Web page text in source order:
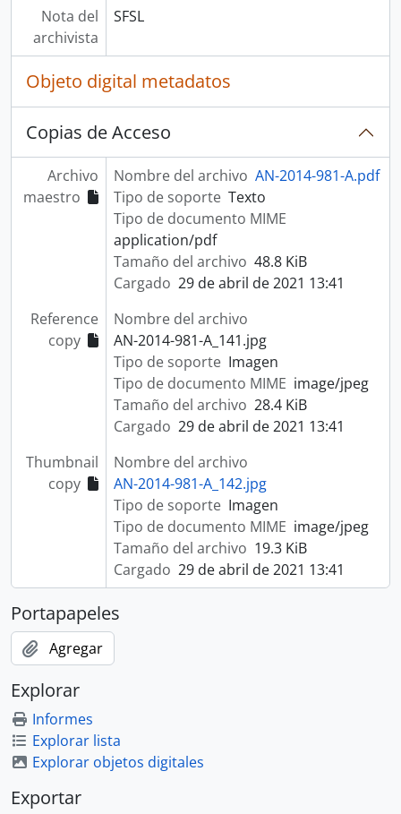
Nota del
archivista
SFSL
Objeto digital metadatos
Copias de Acceso
Archivo
maestro
Nombre del archivo AN-2014-981-A.pdf
Tipo de soporte Texto
Tipo de documento MIME
application/pdf
Tamaño del archivo 48.8 KiB
Cargado 29 de abril de 2021 13:41
Reference
copy
Nombre del archivo
AN-2014-981-A_141.jpg
Tipo de soporte Imagen
Tipo de documento MIME image/jpeg
Tamaño del archivo 28.4 KiB
Cargado 29 de abril de 2021 13:41
Thumbnail
copy
Nombre del archivo
AN-2014-981-A_142.jpg
Tipo de soporte Imagen
Tipo de documento MIME image/jpeg
Tamaño del archivo 19.3 KiB
Cargado 29 de abril de 2021 13:41
Portapapeles
Agregar
Explorar
Informes
Explorar lista
Explorar objetos digitales
Exportar